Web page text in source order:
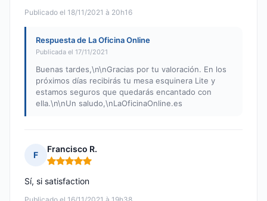
Publicado el 18/11/2021 à 20h16
Respuesta de La Oficina Online
Publicada el 17/11/2021
Buenas tardes,\n\nGracias por tu valoración. En los
próximos días recibirás tu mesa esquinera Lite y
estamos seguros que quedarás encantado con
ella.\n\nUn saludo,\nLaOficinaOnline.es
F
Francisco R.
Nota: 5 de 5
Sí, si satisfaction